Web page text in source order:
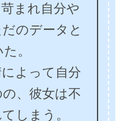
まれ自分や
のデータと
。
よって自分
、彼女は不
しまう。